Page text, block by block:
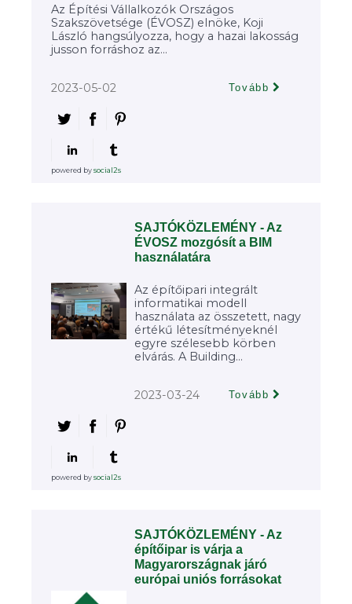
Az Építési Vállalkozók Országos
Szakszövetsége (ÉVOSZ) elnöke, Koji
László hangsúlyozza, hogy a hazai lakosság
jusson forráshoz az...
2023-05-02 Tovább
powered bysocial2s
SAJTÓKÖZLEMÉNY - Az
ÉVOSZ mozgósít a BIM
használatára
Az építőipari integrált
informatikai modell
használata az összetett, nagy
értékű létesítményeknél
egyre szélesebb körben
elvárás. A Building...
2023-03-24 Tovább
powered bysocial2s
SAJTÓKÖZLEMÉNY - Az
építőipar is várja a
Magyarországnak járó
európai uniós forrásokat